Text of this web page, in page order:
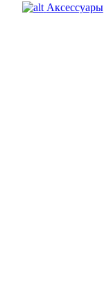
Аксессуары